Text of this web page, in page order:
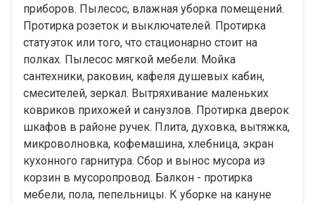
приборов. Пылесос, влажная уборка помещений.
Протирка розеток и выключателей. Протирка
статуэток или того, что стационарно стоит на
полках. Пылесос мягкой мебели. Мойка
сантехники, раковин, кафеля душевых кабин,
смесителей, зеркал. Вытряхивание маленьких
ковриков прихожей и санузлов. Протирка дверок
шкафов в районе ручек. Плита, духовка, вытяжка,
микроволновка, кофемашина, хлебница, экран
кухонного гарнитура. Сбор и вынос мусора из
корзин в мусоропровод. Балкон - протирка
мебели, пола, пепельницы. К уборке на кануне